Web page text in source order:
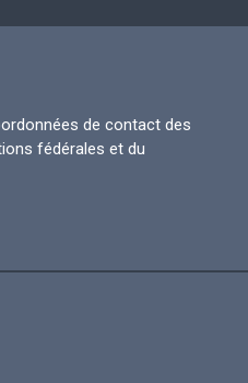
de contact des
fédérales et du